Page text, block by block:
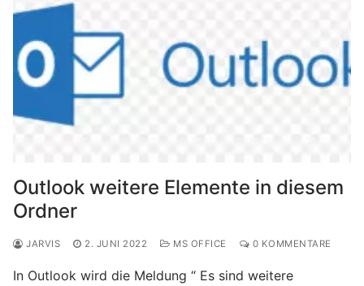
Outlook weitere Elemente in diesem
Ordner
JARVIS 2. JUNI 2022 MS OFFICE 0 KOMMENTARE
In Outlook wird die Meldung “ Es sind weitere